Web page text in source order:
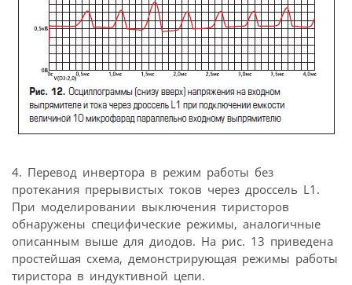
4. Перевод инвертора в режим работы без
протекания прерывистых токов через дроссель L1.
При моделировании выключения тиристоров
обнаружены специфические режимы, аналогичные
описанным выше для диодов. На рис. 13 приведена
простейшая схема, демонстрирующая режимы работы
тиристора в индуктивной цепи.